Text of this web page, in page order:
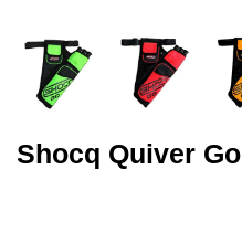
Shocq Quiver Go